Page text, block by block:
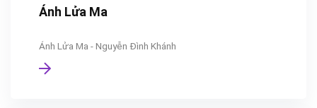
Ánh Lửa Ma
Ánh Lửa Ma - Nguyễn Đình Khánh